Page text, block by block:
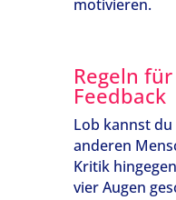
motivieren.
Regeln
Feedback
Lob kannst
anderen
Kritik
vier Augen